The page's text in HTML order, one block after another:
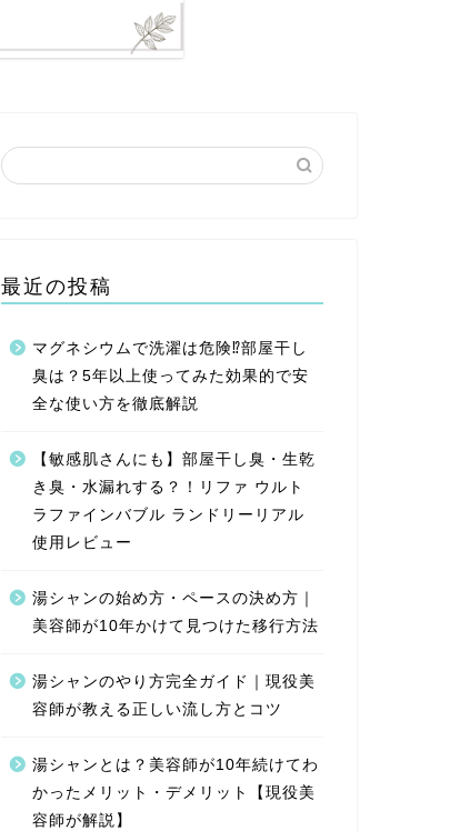
最近の投稿
マグネシウムで洗濯は危険⁉︎部屋干し
臭は？5年以上使ってみた効果的で安
全な使い方を徹底解説
【敏感肌さんにも】部屋干し臭・生乾
き臭・水漏れする？！リファ ウルト
ラファインバブル ランドリーリアル
使用レビュー
湯シャンの始め方・ペースの決め方｜
美容師が10年かけて見つけた移行方法
湯シャンのやり方完全ガイド｜現役美
容師が教える正しい流し方とコツ
湯シャンとは？美容師が10年続けてわ
かったメリット・デメリット【現役美
容師が解説】